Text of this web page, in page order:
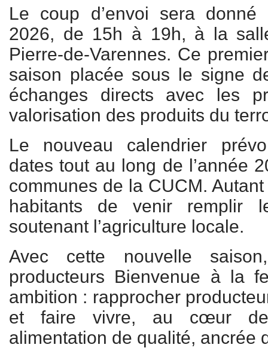
Le coup d’envoi sera
2026, de 15h à 19h, à la
Pierre-de-Varennes. Ce
saison placée sous le signe
échanges directs avec les
valorisation des produits du
Le nouveau calendrier
dates tout au long de l’année
communes de la CUCM.
habitants de venir remplir
soutenant l’agriculture locale.
Avec cette nouvelle
producteurs Bienvenue à la
ambition : rapprocher
et faire vivre, au cœur
alimentation de qualité, ancrée